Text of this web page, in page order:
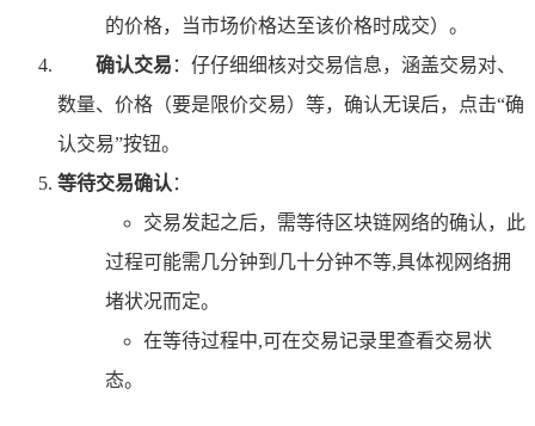
的价格，当市场价格达至该价格时成交）。
确认交易 ：仔仔细细核对交易信息，涵盖交易对、
数量、价格（要是限价交易）等，确认无误后，点击“确
认交易”按钮。
等待交易确认 ：
交易发起之后，需等待区块链网络的确认，此
过程可能需几分钟到几十分钟不等,具体视网络拥
堵状况而定。
在等待过程中,可在交易记录里查看交易状
态。